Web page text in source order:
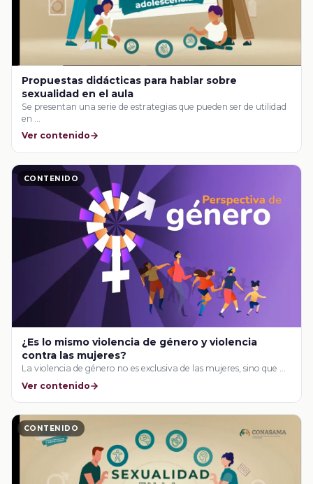
Propuestas didácticas para hablar sobre
sexualidad en el aula
Se presentan una serie de estrategias que pueden ser de utilidad
en …
Ver contenido
CONTENIDO
¿Es lo mismo violencia de género y violencia
contra las mujeres?
La violencia de género no es exclusiva de las mujeres, sino que …
Ver contenido
CONTENIDO